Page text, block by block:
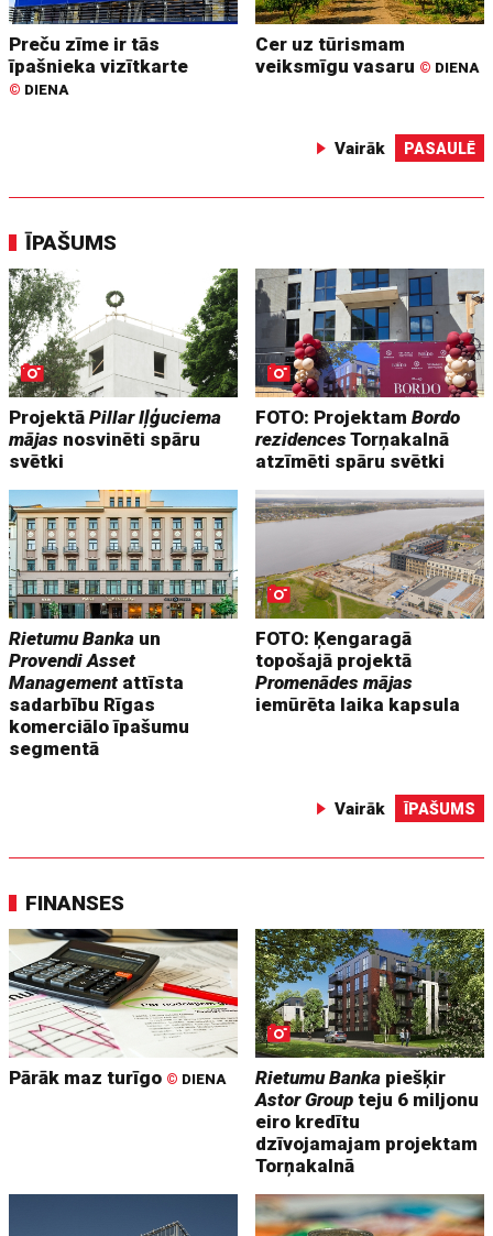
Preču zīme ir tās
īpašnieka vizītkarte
© DIENA
Cer uz tūrismam
veiksmīgu vasaru © DIENA
Vairāk PASAULĒ
ĪPAŠUMS
ProjektāPillar Iļģuciema
mājas nosvinēti spāru
svētki
FOTO: ProjektamBordo
rezidencesTorņakalnā
atzīmēti spāru svētki
Rietumu Banka un
Provendi Asset
Management attīsta
sadarbību Rīgas
komerciālo īpašumu
segmentā
FOTO: Ķengaragā
topošajā projektā
Promenādes mājas
iemūrēta laika kapsula
Vairāk ĪPAŠUMS
FINANSES
Pārāk maz turīgo © DIENA Rietumu Banka piešķir
Astor Group teju 6 miljonu
eiro kredītu
dzīvojamajam projektam
Torņakalnā